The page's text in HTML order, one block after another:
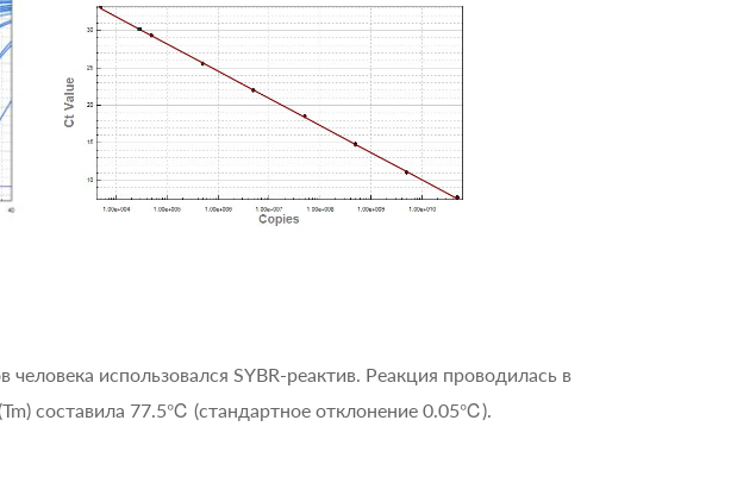
использовался SYBR-реактив. Реакция проводилась в
составила 77.5℃ (стандартное отклонение 0.05℃).